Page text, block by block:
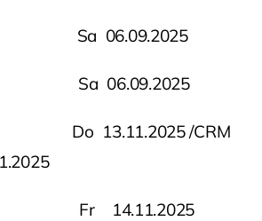
Sa 06.09.2025
Sa 06.09.2025
Do 13.11.2025 /CRM
Fr 14.11.2025